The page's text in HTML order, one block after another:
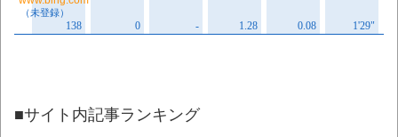
■サイト内記事ランキング